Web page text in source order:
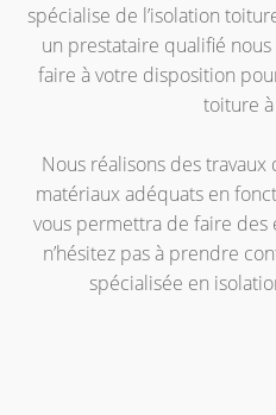
spécialise de l’isolation
un prestataire qualifié
faire à votre disposition
toiture
Nous réalisons des
matériaux adéquats en
vous permettra de faire des
n’hésitez pas à prendre
spécialisée en